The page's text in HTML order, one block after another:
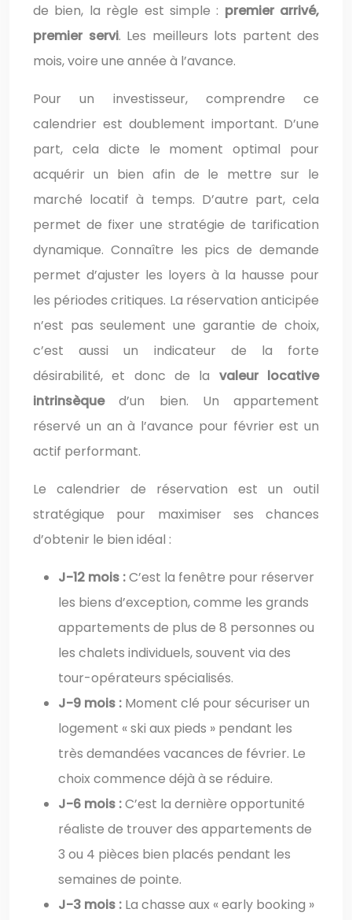
de bien, la règle est simple : premier arrivé,
premier servi. Les meilleurs lots partent des
mois, voire une année à l’avance.
Pour un investisseur, comprendre ce
calendrier est doublement important. D’une
part, cela dicte le moment optimal pour
acquérir un bien afin de le mettre sur le
marché locatif à temps. D’autre part, cela
permet de fixer une stratégie de tarification
dynamique. Connaître les pics de demande
permet d’ajuster les loyers à la hausse pour
les périodes critiques. La réservation anticipée
n’est pas seulement une garantie de choix,
c’est aussi un indicateur de la forte
désirabilité, et donc de la valeur locative
intrinsèqued’un bien. Un appartement
réservé un an à l’avance pour février est un
actif performant.
Le calendrier de réservation est un outil
stratégique pour maximiser ses chances
d’obtenir le bien idéal :
J-12 mois :C’est la fenêtre pour réserver
les biens d’exception, comme les grands
appartements de plus de 8 personnes ou
les chalets individuels, souvent via des
tour-opérateurs spécialisés.
J-9 mois : Moment clé pour sécuriser un
logement « ski aux pieds » pendant les
très demandées vacances de février. Le
choix commence déjà à se réduire.
J-6 mois :C’est la dernière opportunité
réaliste de trouver des appartements de
3 ou 4 pièces bien placés pendant les
semaines de pointe.
J-3 mois : La chasse aux « early booking »